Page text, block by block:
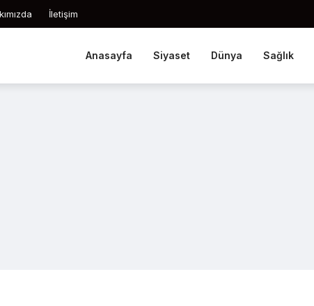
İletişim
Anasayfa Siyaset Dünya Sağlık